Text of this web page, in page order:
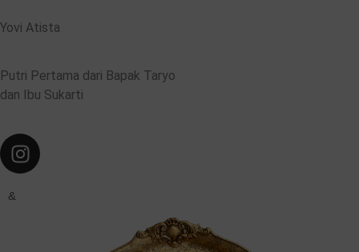
Yovi Atista
Putri Pertama dari Bapak Taryo
dan Ibu Sukarti
&